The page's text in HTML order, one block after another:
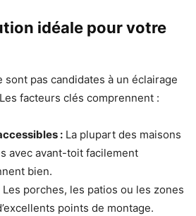
idéale pour votre
sont pas candidates à un éclairage
facteurs clés comprennent :
: La plupart des maisons
avec avant-toit facilement
bien.
Les porches, les patios ou les zones
points de montage.